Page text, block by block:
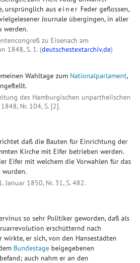
ursprünglich aus einer Feder geflossen,
Journale übergingen, in aller
werden.
zu Eisenach am
1848, S. 1. (deutschestextarchiv.de)
Wahltage zum Nationalparlament,
des Hamburgischen unpartheiischen
Nr. 104, S. [2].
daß die Bauten für Einrichtung der
Kirche mit Eifer betrieben werden.
Eifer mit welchem die Vorwahlen für das
wurden.
Januar 1850, Nr. 31, S. 482.
so sehr Politiker geworden, daß als
erschütternd nach
wirkte, er sich, von den Hansestädten
Bundestage beigegebenen
auch nahm er an den